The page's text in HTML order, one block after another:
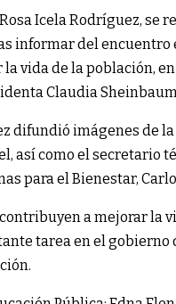
Icela Rodríguez, se
informar del encuentro
vida de la población,
Claudia
difundió imágenes de
así como el secretario
para el Bienestar,
a mejorar la
tarea en el gobierno